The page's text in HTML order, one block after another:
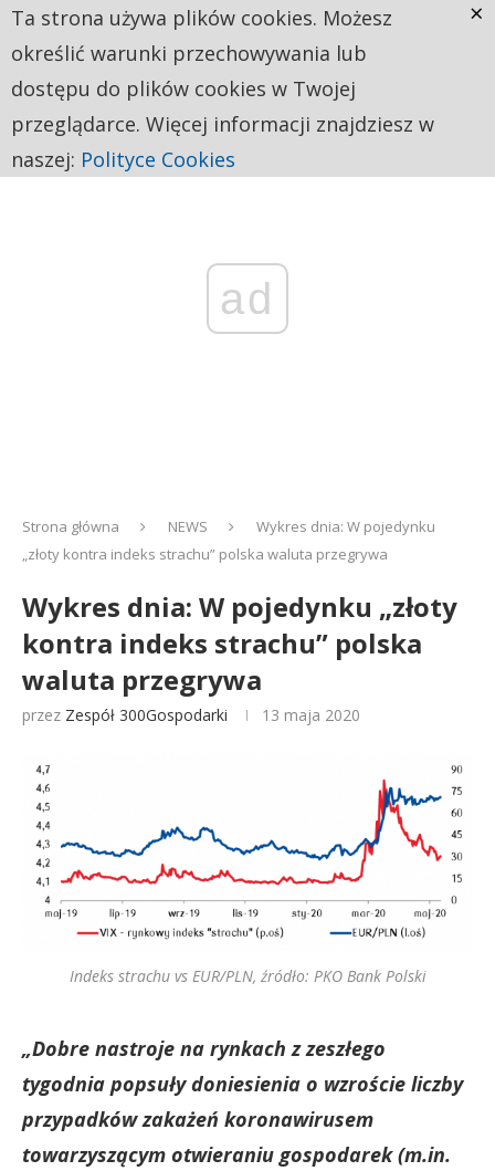
ad
Strona główna NEWS
Wykres dnia: W pojedynku
„złoty kontra indeks strachu” polska waluta przegrywa
Wykres dnia: W pojedynku „złoty
kontra indeks strachu” polska
waluta przegrywa
przez Zespół 300Gospodarki 13 maja 2020
Indeks strachu vs EUR/PLN, źródło: PKO Bank Polski
„Dobre nastroje na rynkach z zeszłego
tygodnia popsuły doniesienia o wzroście liczby
przypadków zakażeń koronawirusem
towarzyszącym otwieraniu gospodarek (m.in.
Ta strona używa plików cookies. Możesz
określić warunki przechowywania lub
dostępu do plików cookies w Twojej
przeglądarce. Więcej informacji znajdziesz w
naszej: Polityce Cookies
×